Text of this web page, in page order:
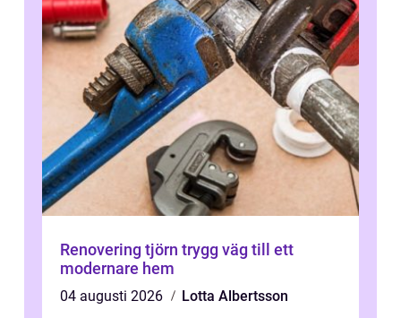
Renovering tjörn trygg väg till ett
modernare hem
04 augusti 2026
Lotta Albertsson